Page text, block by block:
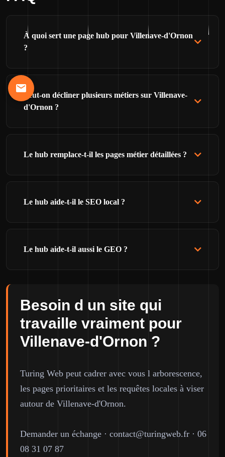
À quoi sert une page hub pour Villenave-d'Ornon
?
Peut-on décliner plusieurs métiers sur Villenave-
d'Ornon ?
Le hub remplace-t-il les pages métier détaillées ?
Le hub aide-t-il le SEO local ?
Le hub aide-t-il aussi le GEO ?
Besoin d un site qui
travaille vraiment pour
Villenave-d'Ornon ?
Turing Web peut cadrer avec vous l arborescence,
les pages prioritaires et les requêtes locales à viser
autour de Villenave-d'Ornon.
Demander un échange · contact@turingweb.fr · 06
08 31 07 87